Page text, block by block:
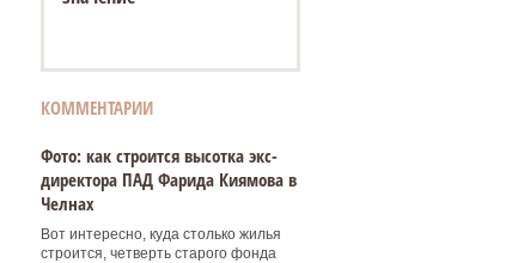
КОММЕНТАРИИ
Фото: как строится высотка экс-
директора ПАД Фарида Киямова в
Челнах
Вот интересно, куда столько жилья
строится, четверть старого фонда